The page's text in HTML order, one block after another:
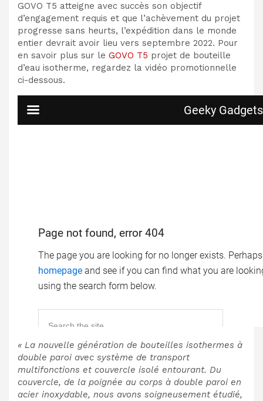
GOVO T5 atteigne avec succès son objectif
d’engagement requis et que l’achèvement du projet
progresse sans heurts, l’expédition dans le monde
entier devrait avoir lieu vers septembre 2022. Pour
en savoir plus sur le GOVO T5 projet de bouteille
d’eau isotherme, regardez la vidéo promotionnelle
ci-dessous.
« La nouvelle génération de bouteilles isothermes à
double paroi avec système de transport
multifonctions et couvercle isolé entourant. Du
couvercle, de la poignée au corps à double paroi en
acier inoxydable, nous avons soigneusement étudié,